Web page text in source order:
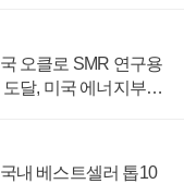
오클로 SMR 연구용
달, 미국 에너지부
내 베스트셀러 톱10